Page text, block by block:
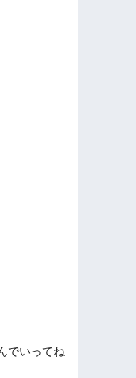
でいってね